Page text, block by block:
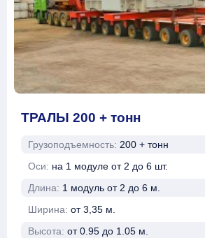
ТРАЛЫ 200 + тонн
Грузоподъемность: 200 + тонн
Оси: на 1 модуле от 2 до 6 шт.
Длина: 1 модуль от 2 до 6 м.
Ширина: от 3,35 м.
Высота: от 0.95 до 1.05 м.